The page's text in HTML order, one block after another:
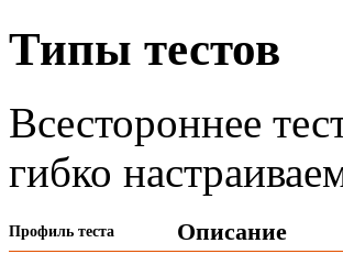
Типы тестов
Всестороннее
гибко
Профиль теста Описание